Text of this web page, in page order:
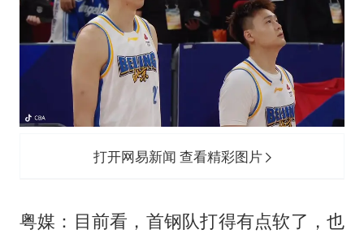
打开网易新闻 查看精彩图片
粤媒：目前看，首钢队打得有点软了，也